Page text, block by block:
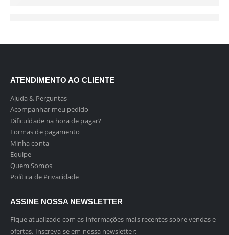
ATENDIMENTO AO CLIENTE
Ajuda & Perguntas
Acompanhar meu pedido
Dificuldade na hora de pagar?
Formas de pagamento
Minha conta
Equipe
Quem Somos
Política de Privacidade
ASSINE NOSSA NEWSLETTER
Fique atualizado com as informações mais recentes sobre vendas e
ofertas. Inscreva-se em nossa newsletter: